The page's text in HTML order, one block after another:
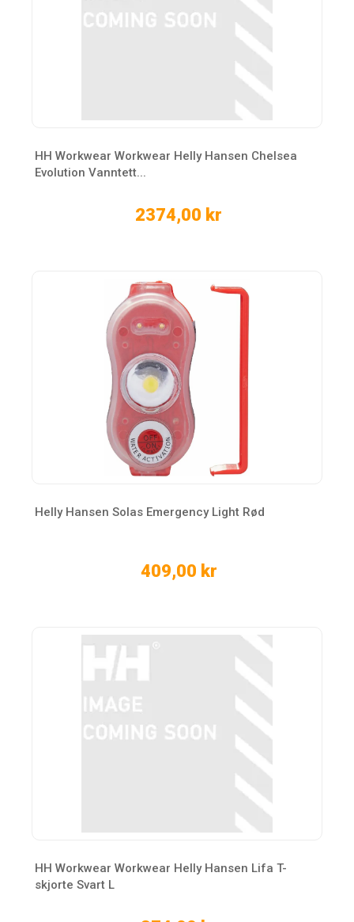
HH Workwear Workwear Helly Hansen Chelsea
Evolution Vanntett...
2374,00 kr
Helly Hansen Solas Emergency Light Rød
409,00 kr
HH Workwear Workwear Helly Hansen Lifa T-
skjorte Svart L